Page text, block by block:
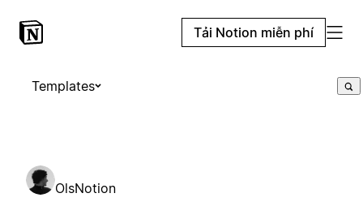
Tải Notion miễn phí
Templates
OlsNotion